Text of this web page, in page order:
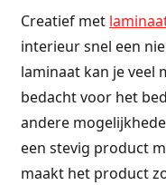
Creatief met
interieur snel een
laminaat kan je veel
bedacht voor het
andere
een stevig product
maakt het product